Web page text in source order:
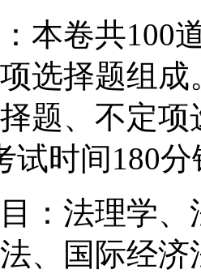
卷共100道
选择题组
题、不定
试时间180分
法理学、
、国际经